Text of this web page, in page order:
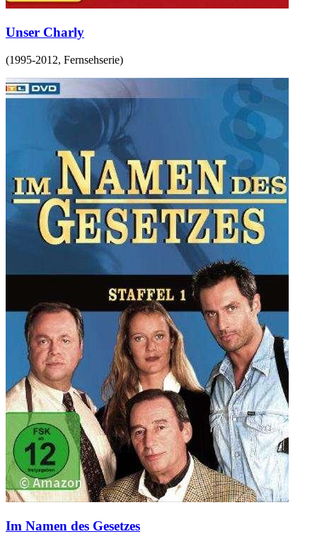
Unser Charly
(1995-2012, Fernsehserie)
Im Namen des Gesetzes